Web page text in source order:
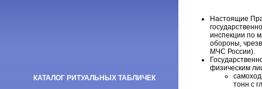
КАТАЛОГ РИТУАЛЬНЫХ ТАБЛИЧЕК
Настоящие
инспекции по
обороны,
МЧС России).
физическим
тонн с